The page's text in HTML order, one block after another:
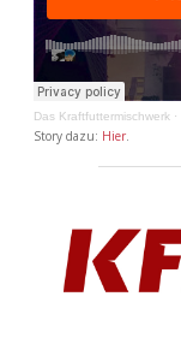
Das Kraftfuttermischwerk ·
Story dazu: Hier.